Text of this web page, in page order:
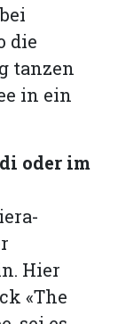
die
tanzen
in ein
oder im
Hier
«The